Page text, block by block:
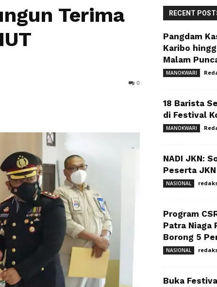
Terima
0
RECENT
Pangdam
Karibo
Malam
MANOKWARI
18 Barista
di Festival
MANOKWARI
NADI JKN:
Peserta JKN
NASIONAL
Program
Patra Niaga
Borong 5
NASIONAL
Buka